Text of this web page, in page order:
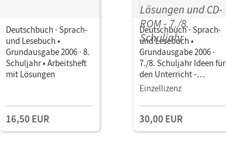
Deutschbuch · Sprach-
und Lesebuch •
Grundausgabe 2006 · 8.
Schuljahr • Arbeitsheft
mit Lösungen
16,50 EUR
Deutschbuch · Sprach-
und Lesebuch •
Grundausgabe 2006 ·
7./8. Schuljahr Ideen für
den Unterricht -
Diagnostizieren,
Kopiervorlagen,
Arbeitsblätter mit
Lösungen und CD-ROM
Einzellizenz
30,00 EUR